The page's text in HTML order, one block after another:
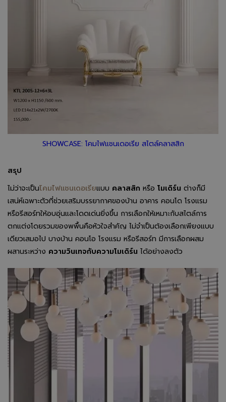
SHOWCASE: โคมไฟแชนเดอเรีย สไตล์คลาสสิก
สรุป
ไม่ว่าจะเป็นโคมไฟแชนเดอเรียแบบ คลาสสิก หรือ โมเดิร์น ต่างก็มี
เสน่ห์เฉพาะตัวที่ช่วยเสริมบรรยากาศของบ้าน อาคาร คอนโด โรงแรม
หรือรีสอร์ทให้อบอุ่นและโดดเด่นยิ่งขึ้น การเลือกให้เหมาะกับสไตล์การ
ตกแต่งโดยรวมของพพื้นคือหัวใจสำคัญ ไม่จำเป็นต้องเลือกเพียงแบบ
เดียวเสมอไป บางบ้าน คอนโอ โรงแรม หรือรีสอร์ท มีการเลือกผสม
ผสานระหว่าง ความวินเทจกับความโมเดิร์น ได้อย่างลงตัว